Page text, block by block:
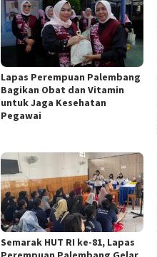
Lapas Perempuan Palembang
Bagikan Obat dan Vitamin
untuk Jaga Kesehatan
Pegawai
Semarak HUT RI ke-81, Lapas